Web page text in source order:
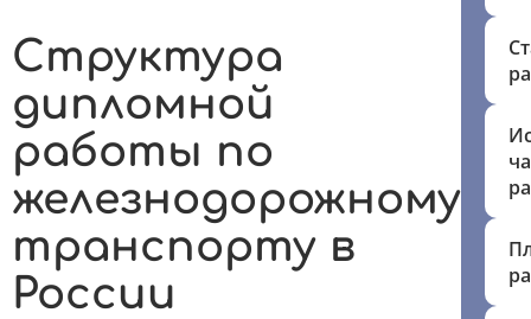
Структура
дипломной
работы по
железнодорожному
транспорту в
России